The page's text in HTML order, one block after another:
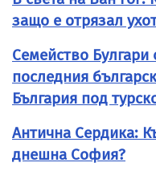
защо е отрязал
Семейство
последния
България под
Антична Сердика:
днешна София?